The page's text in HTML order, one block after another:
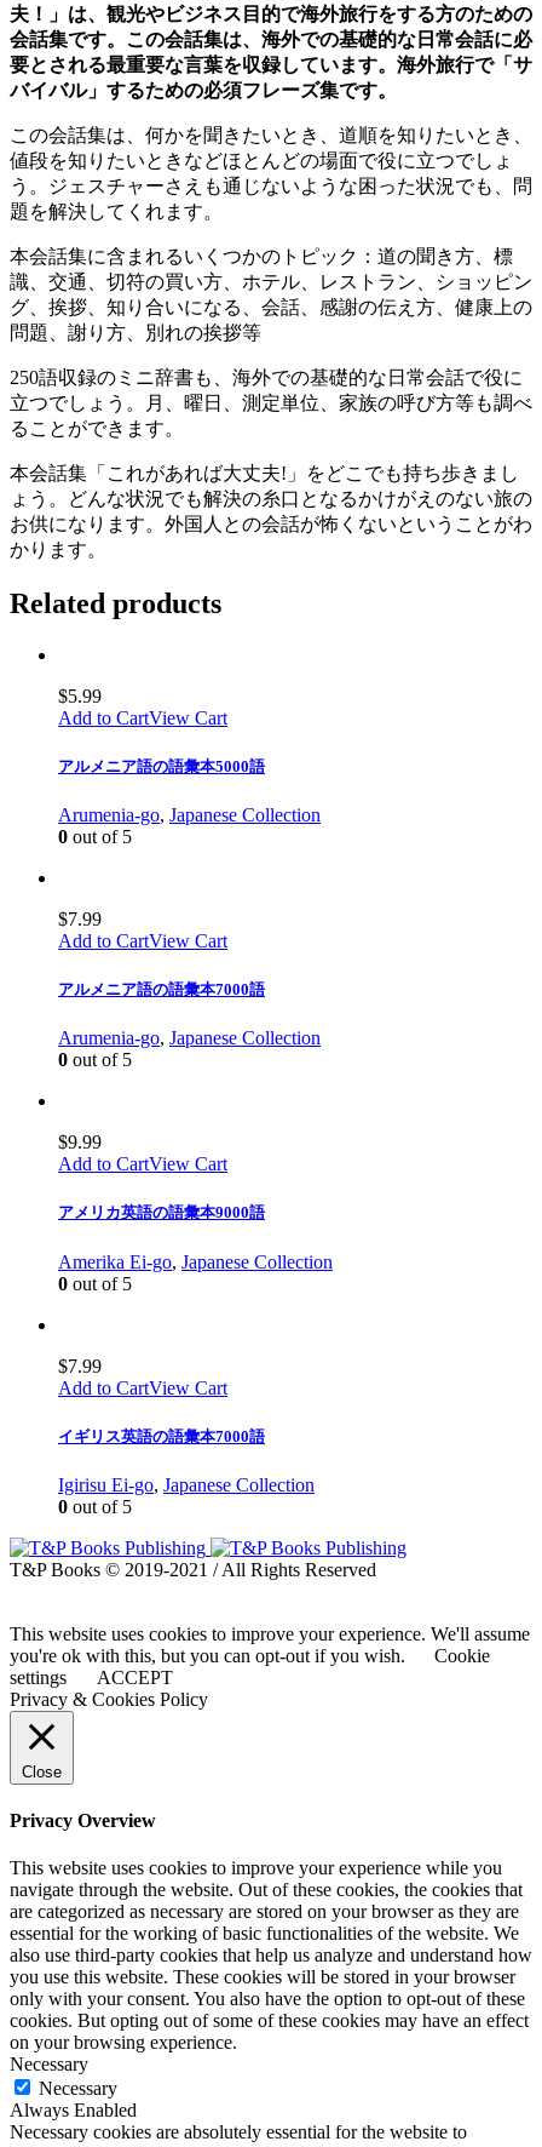
夫！」は、観光やビジネス目的で海外旅行をする方のための
会話集です。この会話集は、海外での基礎的な日常会話に必
要とされる最重要な言葉を収録しています。海外旅行で「サ
バイバル」するための必須フレーズ集です。
この会話集は、何かを聞きたいとき、道順を知りたいとき、
値段を知りたいときなどほとんどの場面で役に立つでしょ
う。ジェスチャーさえも通じないような困った状況でも、問
題を解決してくれます。
本会話集に含まれるいくつかのトピック：道の聞き方、標
識、交通、切符の買い方、ホテル、レストラン、ショッピン
グ、挨拶、知り合いになる、会話、感謝の伝え方、健康上の
問題、謝り方、別れの挨拶等
250語収録のミニ辞書も、海外での基礎的な日常会話で役に
立つでしょう。月、曜日、測定単位、家族の呼び方等も調べ
ることができます。
本会話集「これがあれば大丈夫!」をどこでも持ち歩きまし
ょう。どんな状況でも解決の糸口となるかけがえのない旅の
お供になります。外国人との会話が怖くないということがわ
かります。
Related products
$5.99
Add to CartView Cart
アルメニア語の語彙本5000語
Arumenia-go, Japanese Collection
0 out of 5
$7.99
Add to CartView Cart
アルメニア語の語彙本7000語
Arumenia-go, Japanese Collection
0 out of 5
$9.99
Add to CartView Cart
アメリカ英語の語彙本9000語
Amerika Ei-go, Japanese Collection
0 out of 5
$7.99
Add to CartView Cart
イギリス英語の語彙本7000語
Igirisu Ei-go, Japanese Collection
0 out of 5
T&P Books © 2019-2021 / All Rights Reserved
This website uses cookies to improve your experience. We'll assume
you're ok with this, but you can opt-out if you wish.
Cookie
settings
ACCEPT
Privacy & Cookies Policy
Close
Privacy Overview
This website uses cookies to improve your experience while you
navigate through the website. Out of these cookies, the cookies that
are categorized as necessary are stored on your browser as they are
essential for the working of basic functionalities of the website. We
also use third-party cookies that help us analyze and understand how
you use this website. These cookies will be stored in your browser
only with your consent. You also have the option to opt-out of these
cookies. But opting out of some of these cookies may have an effect
on your browsing experience.
Necessary
Necessary
Always Enabled
Necessary cookies are absolutely essential for the website to